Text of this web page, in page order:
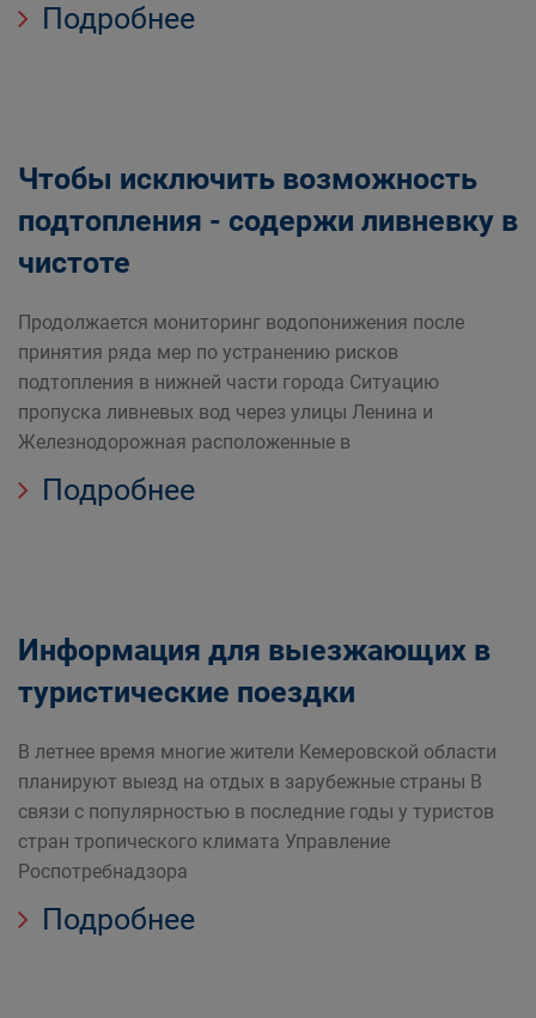
Подробнее
Чтобы исключить возможность
подтопления - содержи ливневку в
чистоте
Продолжается мониторинг водопонижения после
принятия ряда мер по устранению рисков
подтопления в нижней части города Ситуацию
пропуска ливневых вод через улицы Ленина и
Железнодорожная расположенные в
Подробнее
Информация для выезжающих в
туристические поездки
В летнее время многие жители Кемеровской области
планируют выезд на отдых в зарубежные страны В
связи с популярностью в последние годы у туристов
стран тропического климата Управление
Роспотребнадзора
Подробнее